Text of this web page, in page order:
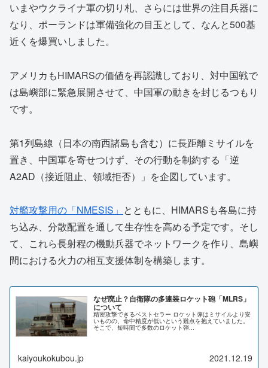
いまやウクライナ軍の切り札、さらには世界の注目兵器に
なり、ポーランドは軍備強化の目玉として、なんと500基
近くを爆買いしました。
アメリカもHIMARSの価値を再認識しており、対中国戦で
は島嶼部に緊急展開させて、中国軍の動きを封じるつもり
です。
第1列島線（日本の南西諸島も含む）に長距離ミサイルを
置き、中国軍を寄せつけず、その行動を制約する「逆
A2AD（接近阻止、領域拒否）」を企図しています。
対艦攻撃用の「NMESIS」 とともに、HIMARSも各島に持
ち込み、分散配置を通して生存性を高める予定です。そし
て、これら長射程の機動兵器でネットワークを作り、島嶼
間における火力の相互支援体制を構築します。
なぜ廃止？自衛隊の多連装ロケット砲「MLRS」
について
精密攻撃できるベストセラー ロケット弾はミサイルより安
いものの、命中精度が低いという難点を抱えていました。
そこで、短時間で多数のロケット弾...
kaiyoukokubou.jp 2021.12.19